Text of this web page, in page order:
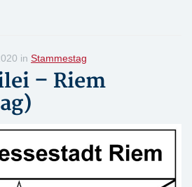
in Stammestag
– Riem